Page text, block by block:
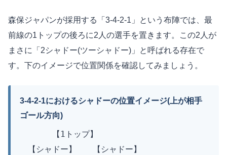
森保ジャパンが採用する「3-4-2-1」という布陣では、最
前線の1トップの後ろに2人の選手を置きます。この2人が
まさに「2シャドー(ツーシャドー)」と呼ばれる存在で
す。下のイメージで位置関係を確認してみましょう。
3-4-2-1におけるシャドーの位置イメージ(上が相手
ゴール方向)
【1トップ】
【シャドー】 【シャドー】